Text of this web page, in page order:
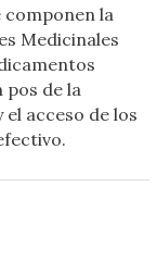
componen la
Medicinales
pos de la
acceso de los